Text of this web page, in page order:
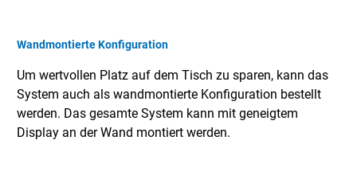
Wandmontierte Konfiguration
Um wertvollen Platz auf dem Tisch zu sparen, kann das
System auch als wandmontierte Konfiguration bestellt
werden. Das gesamte System kann mit geneigtem
Display an der Wand montiert werden.